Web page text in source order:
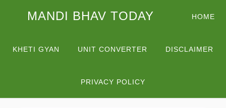
MANDI BHAV TODAY HOME
KHETI GYAN UNIT CONVERTER DISCLAIMER
PRIVACY POLICY